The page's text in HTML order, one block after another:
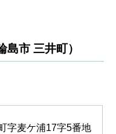
島市 三井町）
字麦ケ浦17字5番地